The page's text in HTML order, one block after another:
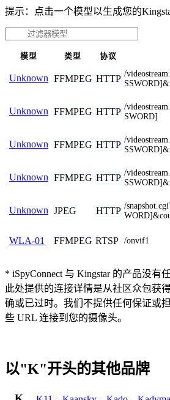
提示：点击一个模型以生成您的
模型 类型 协议
Unknown FFMPEG HTTP /
Unknown FFMPEG HTTP /
SWORD]
Unknown FFMPEG HTTP /
Unknown FFMPEG HTTP /
Unknown JPEG HTTP /
WLA-01 FFMPEG RTSP /onvif1
* iSpyConnect 与 Kingstar 的产品没有
此处提供的连接详情是从社区众包获
确或已过时。我们不提供任何保证或
些 URL 连接到您的摄像头。
以"K"开头的其他品牌